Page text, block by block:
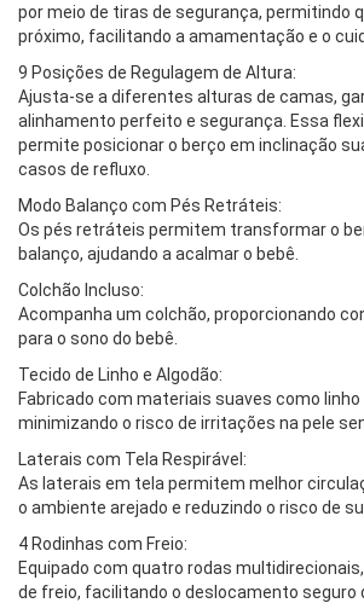
por meio de tiras de segurança, permitindo
próximo, facilitando a amamentação e o
9 Posições de Regulagem de Altura:
Ajusta-se a diferentes alturas de camas,
alinhamento perfeito e segurança. Essa
permite posicionar o berço em inclinação
casos de refluxo.
Modo Balanço com Pés Retráteis:
Os pés retráteis permitem transformar o
balanço, ajudando a acalmar o bebê.
Colchão Incluso:
Acompanha um colchão, proporcionando
para o sono do bebê.
Tecido de Linho e Algodão:
Fabricado com materiais suaves como linho
minimizando o risco de irritações na pele
Laterais com Tela Respirável:
As laterais em tela permitem melhor
o ambiente arejado e reduzindo o risco de
4 Rodinhas com Freio:
Equipado com quatro rodas
de freio, facilitando o deslocamento seguro